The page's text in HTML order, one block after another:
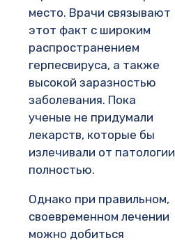
место. Врачи связывают
этот факт с широким
распространением
герпесвируса, а также
высокой заразностью
заболевания. Пока
ученые не придумали
лекарств, которые бы
излечивали от патологии
полностью.
Однако при правильном,
своевременном лечении
можно добиться